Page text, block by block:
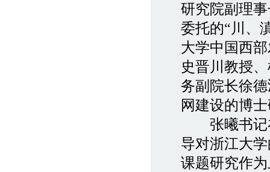
研究院副理
委托的“川、
大学中国西
史晋川教授
务副院长徐
网建设的博
张曦书记在
导对浙江大
课题研究作